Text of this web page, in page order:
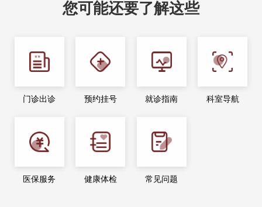
您可能还要了解这些
门诊出诊 预约挂号 就诊指南 科室导航
医保服务 健康体检 常见问题